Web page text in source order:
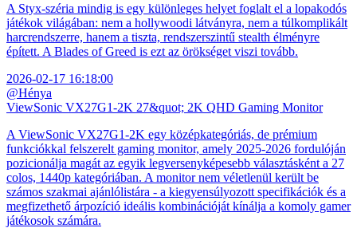
A Styx-széria mindig is egy különleges helyet foglalt el a lopakodós
játékok világában: nem a hollywoodi látványra, nem a túlkomplikált
harcrendszerre, hanem a tiszta, rendszerszintű stealth élményre
épített. A Blades of Greed is ezt az örökséget viszi tovább.
2026-02-17 16:18:00
@Hénya
ViewSonic VX27G1-2K 27&quot; 2K QHD Gaming Monitor
A ViewSonic VX27G1-2K egy középkategóriás, de prémium
funkciókkal felszerelt gaming monitor, amely 2025-2026 fordulóján
pozicionálja magát az egyik legversenyképesebb választásként a 27
colos, 1440p kategóriában. A monitor nem véletlenül került be
számos szakmai ajánlólistára - a kiegyensúlyozott specifikációk és a
megfizethető árpozíció ideális kombinációját kínálja a komoly gamer
játékosok számára.